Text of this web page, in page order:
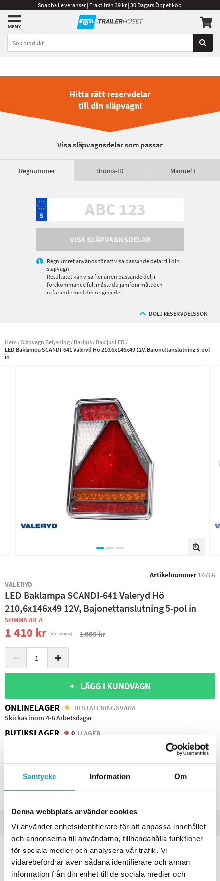
Samtycke Information Om
Denna webbplats använder cookies
Vi använder enhetsidentifierare för att anpassa innehållet
och annonserna till användarna, tillhandahålla funktioner
för sociala medier och analysera vår trafik. Vi
vidarebefordrar även sådana identifierare och annan
information från din enhet till de sociala medier och
Snabba Leveranser | Frakt från 39 kr | 30 Dagars Öppet köp
Hitta rätt reservdelar
till din släpvagn!
Visa släpvagnsdelar som passar
Regnummer Broms-ID Manuellt
VISA SLÄPVAGNSDELAR
Regnumret används för att visa passande delar till din
släpvagn.
Resultatet kan visa fler än en passande del, i
förekommande fall måste du jämföra mått och
utförande med din originaldel.
DÖLJ RESERVDELSSÖK
Hem Släpvagn Belysning Bakljus Bakljus LED
LED Baklampa SCANDI-641 Valeryd Hö 210,6x146x49 12V, Bajonettanslutning 5-pol
in
Artikelnummer 19766
VALERYD
LED Baklampa SCANDI-641 Valeryd Hö
210,6x146x49 12V, Bajonettanslutning 5-pol in
SOMMARREA
1 410 kr (ink. moms) 1 659 kr
− +
+ LÄGG I KUNDVAGN
ONLINELAGER
BESTÄLLNINGSVARA
Skickas inom 4-6 Arbetsdagar
BUTIKSLAGER 0 I LAGER
Leverans- & Returinformation
Spara produkt
Produktinformation
LED Baklampa SCANDI-277 Valeryd Höger 210,6×146×49 mm, 12V, 5-
pol Bajonettanslutning, inkl. CANBUS